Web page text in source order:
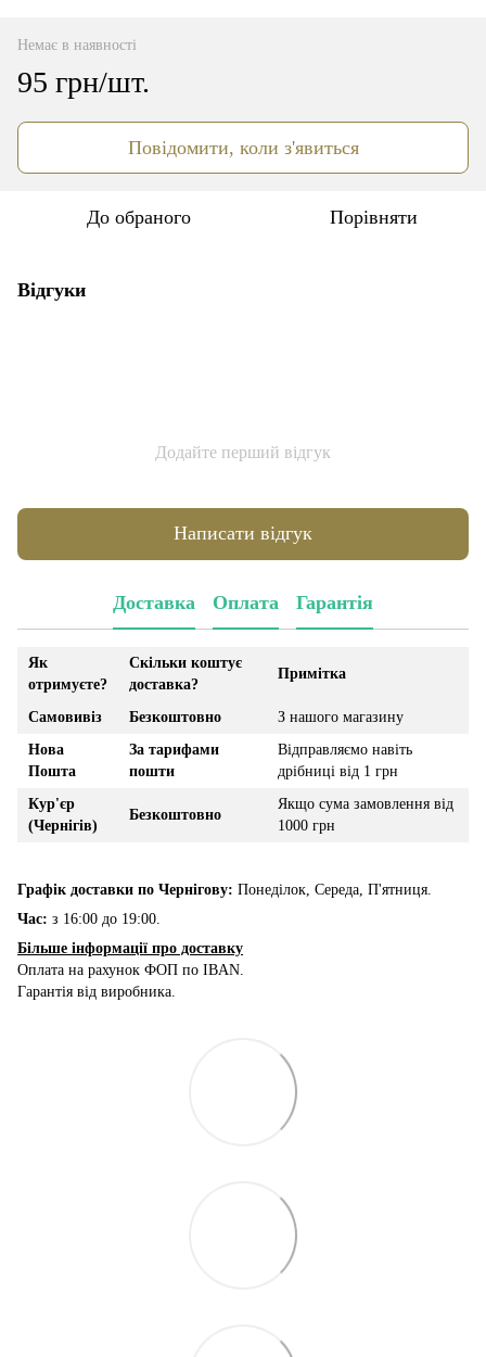
Немає в наявності
95 грн/шт.
Повідомити, коли з'явиться
До обраного Порівняти
Відгуки
Додайте перший відгук
Написати відгук
Доставка Оплата Гарантія
Як
отримуєте?
Скільки коштує
доставка?
Примітка
Самовивіз Безкоштовно
З нашого магазину
Нова
Пошта
За тарифами
пошти
Відправляємо навіть
дрібниці від 1 грн
Кур'єр
(Чернігів)
Безкоштовно
Якщо сума замовлення від
1000 грн
Графік доставки по Чернігову: Понеділок, Середа, П'ятниця.
Час: з 16:00 до 19:00.
Більше інформації про доставку
Оплата на рахунок ФОП по IBAN.
Гарантія від виробника.